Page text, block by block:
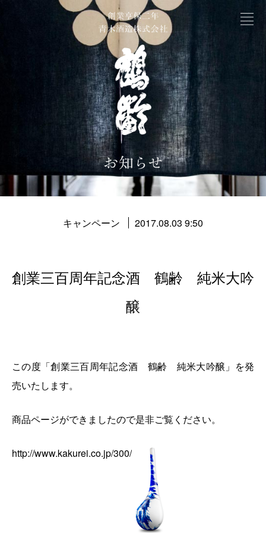
キャンペーン 2017.08.03 9:50
創業三百周年記念酒 鶴齢 純米大吟
醸
この度「創業三百周年記念酒 鶴齢 純米大吟醸」を発
売いたします。
商品ページができましたので是非ご覧ください。
http://www.kakurei.co.jp/300/